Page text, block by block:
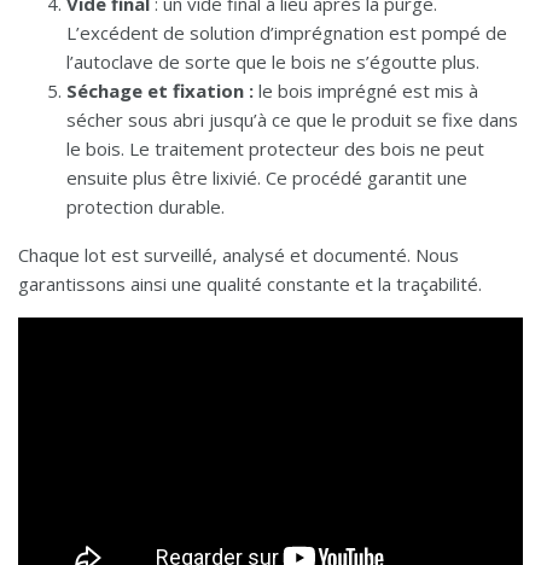
L’excédent de solution d’imprégnation est pompé de
l’autoclave de sorte que le bois ne s’égoutte plus.
Séchage et fixation : le bois imprégné est mis à
sécher sous abri jusqu’à ce que le produit se fixe dans
le bois. Le traitement protecteur des bois ne peut
ensuite plus être lixivié. Ce procédé garantit une
protection durable.
Chaque lot est surveillé, analysé et documenté. Nous
garantissons ainsi une qualité constante et la traçabilité.